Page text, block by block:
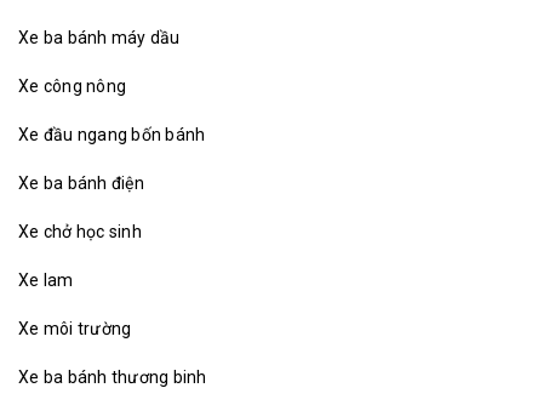
Xe ba bánh máy dầu
Xe công nông
Xe đầu ngang bốn bánh
Xe ba bánh điện
Xe chở học sinh
Xe lam
Xe môi trường
Xe ba bánh thương binh